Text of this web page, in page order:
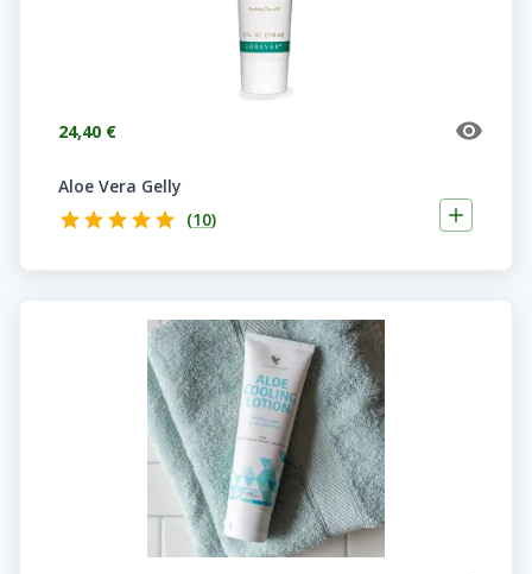
24,40 €
Aloe Vera Gelly
(10)